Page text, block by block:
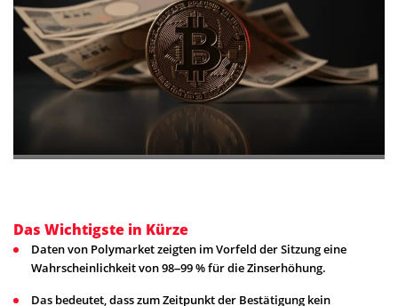
Das Wichtigste in Kürze
Daten von Polymarket zeigten im Vorfeld der Sitzung eine
Wahrscheinlichkeit von 98–99 % für die Zinserhöhung.
Das bedeutet, dass zum Zeitpunkt der Bestätigung kein